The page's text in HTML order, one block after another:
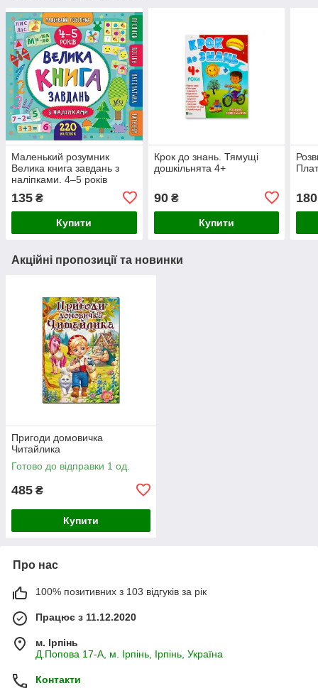
Маленький розумник
Велика книга завдань з
наліпками. 4–5 років
135 ₴
Купити
Крок до знань. Тямущі
дошкільнята 4+
90₴
Купити
180
Акційні пропозиції та новинки
Пригоди домовичка
Читайлика
Готово до відправки 1 од.
485 ₴
Купити
Про нас
100% позитивних з 103 відгуків за рік
Працює з 11.12.2020
м. Ірпінь
Д.Попова 17-А, м. Ірпінь, Ірпінь, Україна
Контакти